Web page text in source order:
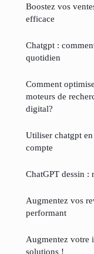
Boostez vos
efficace
Chatgpt :
quotidien
Comment
moteurs de
digital?
Utiliser chatgpt
compte
ChatGPT dessin
Augmentez vos
performant
Augmentez votre
solutions !